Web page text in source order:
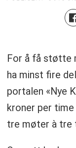
For å få støtte
ha minst fire
portalen «Nye
kroner per
tre møter à tre